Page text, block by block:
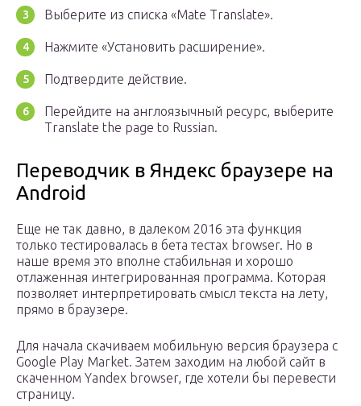
Выберите из списка «Mate Translate».
Нажмите «Установить расширение».
Подтвердите действие.
Перейдите на англоязычный ресурс, выберите
Translate the page to Russian.
Переводчик в Яндекс браузере на
Android
Еще не так давно, в далеком 2016 эта функция
только тестировалась в бета тестах browser. Но в
наше время это вполне стабильная и хорошо
отлаженная интегрированная программа. Которая
позволяет интерпретировать смысл текста на лету,
прямо в браузере.
Для начала скачиваем мобильную версия браузера c
Google Play Market. Затем заходим на любой сайт в
скаченном Yandex browser, где хотели бы перевести
страницу.